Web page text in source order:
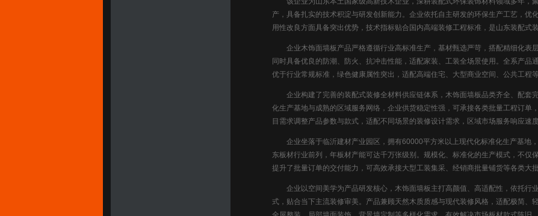
产，具备扎实的技术积淀与研发创新能力。企业依托自主研发的环保生产工艺，优
用性改良方面具备突出优势，技术指标贴合国内高端装修工程标准，是山东装配式
企业木饰面墙板产品严格遵循行业高标准生产，基材甄选严苛，搭配精细化表
同时具备优良的防潮、防火、抗冲击性能，适配家装、工装全场景使用。全系产品
优于行业常规标准，绿色健康属性突出，适配高端住宅、大型商业空间、公共工程
企业构建了完善的装配式装修全材料供应链体系，木饰面墙板品类齐全、配套
化生产基地与成熟的区域服务网络，企业供货稳定性强，可承接各类批量工程订单
目需求调整产品参数与款式，适配不同场景的装修设计需求，区域市场服务响应速度
企业坐落于临沂建材产业园区，拥有60000平方米以上现代化标准化生产基地
东板材行业前列，年板材产能可达千万张级别。规模化、标准化的生产模式，不仅
提升了批量订单的交付能力，可高效承接大型工装集采、经销商批量铺货等各类大
企业以空间美学为产品研发核心，木饰面墙板主打高颜值、高适配性，依托行
式，贴合当下主流装修审美。产品兼顾天然木质质感与现代装修风格，适配极简、